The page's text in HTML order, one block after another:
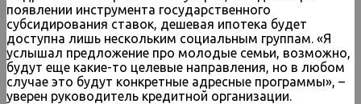
появлении инструмента государственного
субсидирования ставок, дешевая ипотека будет
доступна лишь нескольким социальным группам. «Я
услышал предложение про молодые семьи, возможно,
будут еще какие-то целевые направления, но в любом
случае это будут конкретные адресные программы», –
уверен руководитель кредитной организации.